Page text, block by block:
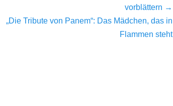
vorblättern →
„Die Tribute von Panem“: Das Mädchen, das in
Flammen steht